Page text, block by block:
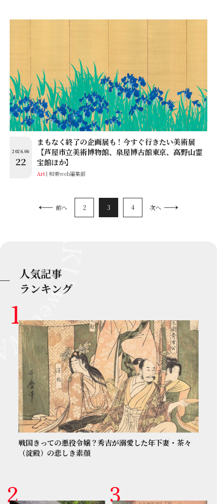
2026.06
22
まもなく終了の企画展も！今すぐ行きたい美術展
【芦屋市立美術博物館、泉屋博古館東京、高野山霊
宝館ほか】
Art 和樂web編集部
前へ 2 3 4 次へ
人気記事
ランキング
戦国きっての悪役令嬢？秀吉が溺愛した年下妻・茶々
（淀殿）の悲しき素顔